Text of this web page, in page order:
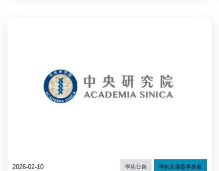
2026-02-10 學術公告 學術及儀器事務處